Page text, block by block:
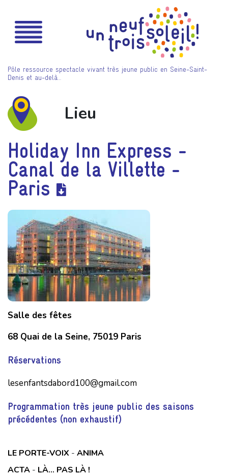
Pôle ressource spectacle vivant très jeune public en Seine-Saint-
Denis et au-delà…
Lieu
Holiday Inn Express -
Canal de la Villette -
Paris
Salle des fêtes
68 Quai de la Seine, 75019 Paris
Réservations
lesenfantsdabord100@gmail.com
Programmation très jeune public des saisons
précédentes (non exhaustif)
LE PORTE-VOIX - ANIMA
ACTA - LÀ... PAS LÀ !